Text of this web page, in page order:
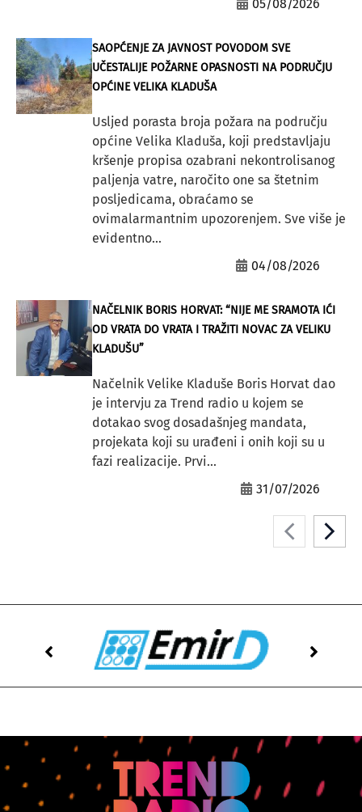
05/08/2026
SAOPĆENJE ZA JAVNOST POVODOM SVE
UČESTALIJE POŽARNE OPASNOSTI NA PODRUČJU
OPĆINE VELIKA KLADUŠA
Usljed porasta broja požara na području
općine Velika Kladuša, koji predstavljaju
kršenje propisa ozabrani nekontrolisanog
paljenja vatre, naročito one sa štetnim
posljedicama, obraćamo se
ovimalarmantnim upozorenjem. Sve više je
evidentno...
04/08/2026
NAČELNIK BORIS HORVAT: “NIJE ME SRAMOTA IĆI
OD VRATA DO VRATA I TRAŽITI NOVAC ZA VELIKU
KLADUŠU”
Načelnik Velike Kladuše Boris Horvat dao
je intervju za Trend radio u kojem se
dotakao svog dosadašnjeg mandata,
projekata koji su urađeni i onih koji su u
fazi realizacije. Prvi...
31/07/2026